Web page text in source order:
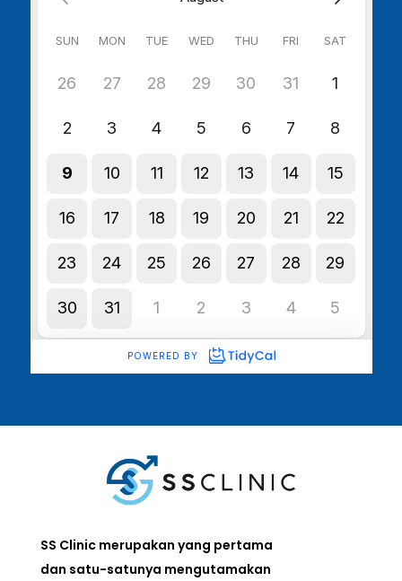
SS Clinic merupakan yang pertama
dan satu-satunya mengutamakan